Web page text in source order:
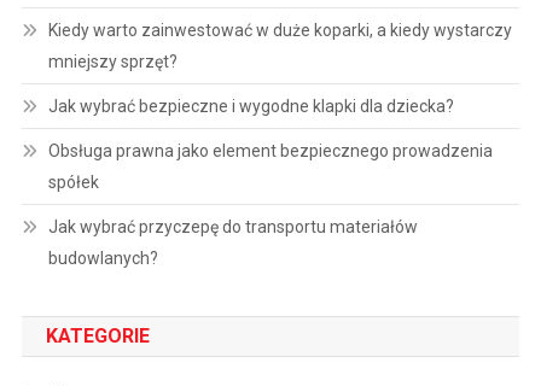
Kiedy warto zainwestować w duże koparki, a kiedy wystarczy
mniejszy sprzęt?
Jak wybrać bezpieczne i wygodne klapki dla dziecka?
Obsługa prawna jako element bezpiecznego prowadzenia
spółek
Jak wybrać przyczepę do transportu materiałów
budowlanych?
KATEGORIE